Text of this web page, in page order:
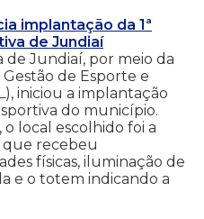
implantação da 1ª
de Jundiaí
de Jundiaí, por meio da
de Esporte e
iniciou a implantação
do município.
local escolhido foi a
que recebeu
físicas, iluminação de
e o totem indicando a